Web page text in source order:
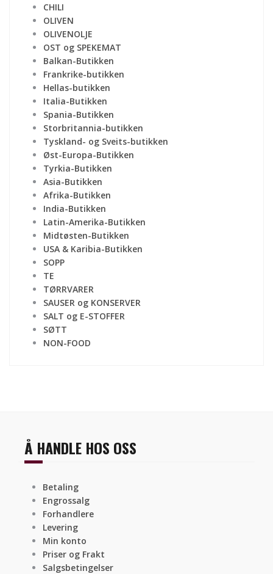
CHILI
OLIVEN
OLIVENOLJE
OST og SPEKEMAT
Balkan-Butikken
Frankrike-butikken
Hellas-butikken
Italia-Butikken
Spania-Butikken
Storbritannia-butikken
Tyskland- og Sveits-butikken
Øst-Europa-Butikken
Tyrkia-Butikken
Asia-Butikken
Afrika-Butikken
India-Butikken
Latin-Amerika-Butikken
Midtøsten-Butikken
USA & Karibia-Butikken
SOPP
TE
TØRRVARER
SAUSER og KONSERVER
SALT og E-STOFFER
SØTT
NON-FOOD
Å HANDLE HOS OSS
Betaling
Engrossalg
Forhandlere
Levering
Min konto
Priser og Frakt
Salgsbetingelser